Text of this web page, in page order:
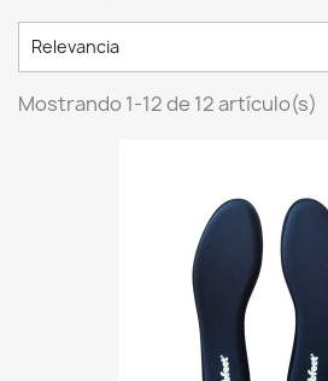
Relevancia
Mostrando 1-12 de 12 artículo(s)